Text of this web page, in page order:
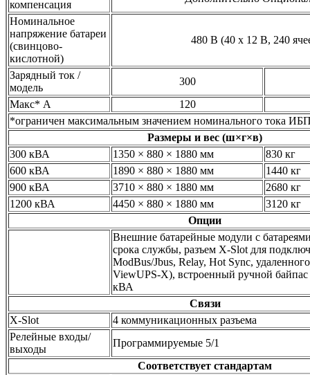
компенсация
Номинальное
напряжение батареи
(свинцово-
кислотной)
480 В (40 x 12 В, 240
Зарядный ток /
модель
300
Макс* A
120
*ограничен максимальным значением номинального тока
Размеры и вес (ш×г×в)
300 кВА
1350 × 880 × 1880 мм
830 кг
600 кВА
1890 × 880 × 1880 мм
1440 кг
900 кВА
3710 × 880 × 1880 мм
2680 кг
1200 кВА
4450 × 880 × 1880 мм
3120 кг
Опции
Внешние батарейные модули с
срока службы, разъем X-Slot для
ModBus/Jbus, Relay, Hot Sync,
ViewUPS-X), встроенный ручной
кВА
Связи
X-Slot
4 коммуникационных разъема
Релейные входы/
выходы
Программируемые 5/1
Соответствует стандартам